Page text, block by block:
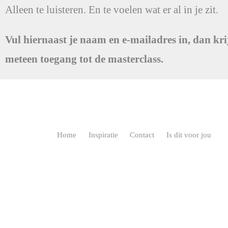
Alleen te luisteren. En te voelen wat er al in je zit.
Vul hiernaast je naam en e-mailadres in, dan
meteen toegang tot de masterclass.
Home Inspiratie Contact Is dit voor jou